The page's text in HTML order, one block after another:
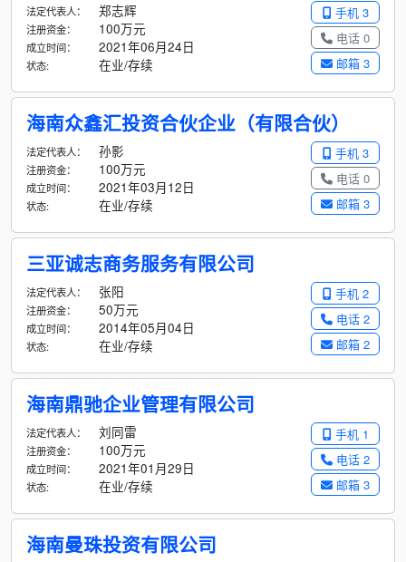
手机 3
电话 0
邮箱 3
法定代表人： 郑志辉
注册资金： 100万元
成立时间： 2021年06月24日
状态: 在业/存续
海南众鑫汇投资合伙企业（有限合伙）
手机 3
电话 0
邮箱 3
法定代表人： 孙影
注册资金： 100万元
成立时间： 2021年03月12日
状态: 在业/存续
三亚诚志商务服务有限公司
手机 2
电话 2
邮箱 2
法定代表人： 张阳
注册资金： 50万元
成立时间： 2014年05月04日
状态: 在业/存续
海南鼎驰企业管理有限公司
手机 1
电话 2
邮箱 3
法定代表人： 刘同雷
注册资金： 100万元
成立时间： 2021年01月29日
状态: 在业/存续
海南曼珠投资有限公司